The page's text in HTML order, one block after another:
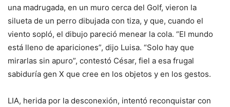
una madrugada, en un muro cerca del Golf, vieron la
silueta de un perro dibujada con tiza, y que, cuando el
viento sopló, el dibujo pareció menear la cola. “El mundo
está lleno de apariciones”, dijo Luisa. “Solo hay que
mirarlas sin apuro”, contestó César, fiel a esa frugal
sabiduría gen X que cree en los objetos y en los gestos.
LIA, herida por la desconexión, intentó reconquistar con